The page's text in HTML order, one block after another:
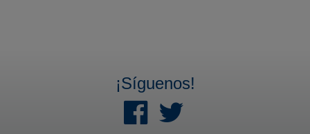
¡Síguenos!